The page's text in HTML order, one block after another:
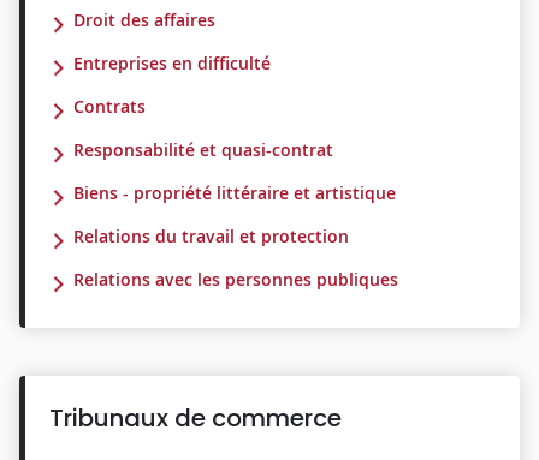
Droit des affaires
Entreprises en difficulté
Contrats
Responsabilité et quasi-contrat
Biens - propriété littéraire et artistique
Relations du travail et protection
Relations avec les personnes publiques
Tribunaux de commerce